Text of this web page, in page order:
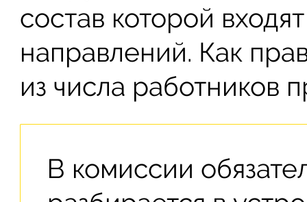
состав которой
направлений. Как
из числа работников
В комиссии